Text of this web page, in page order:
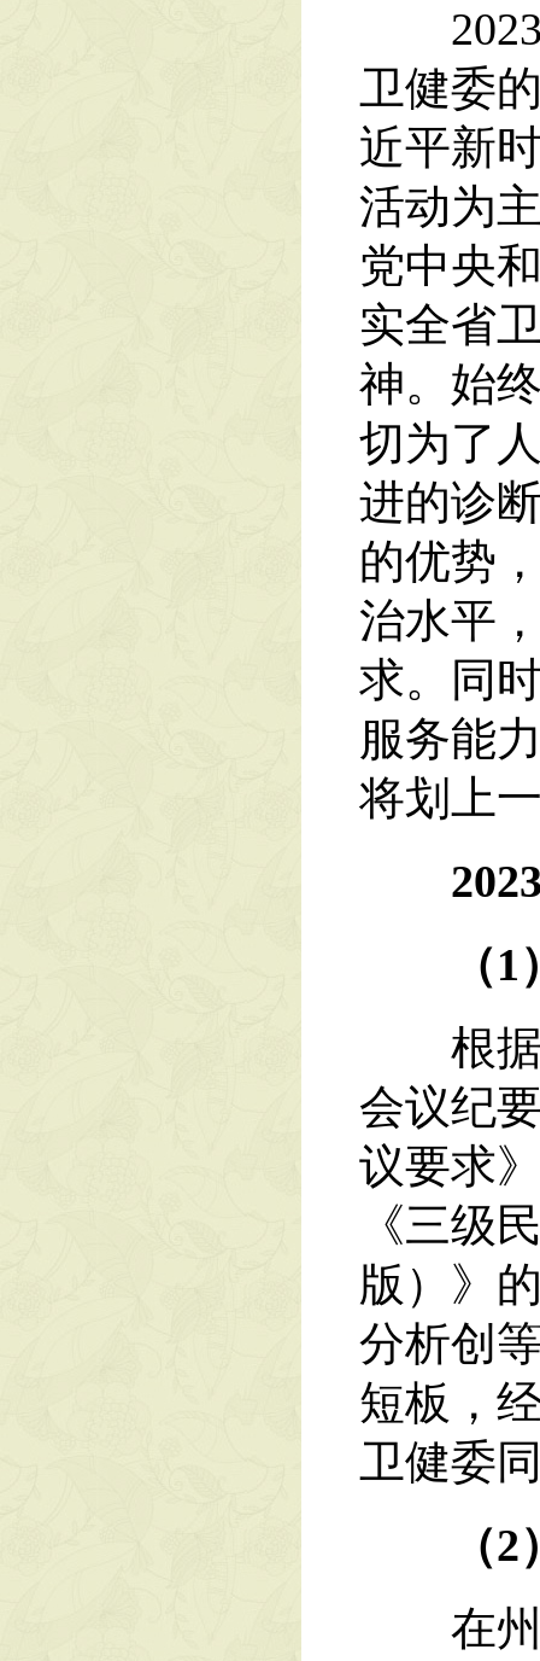
2023
卫健委
近平新
活动为
党中央
实全省
神。始
切为了
进的诊
的优势
治水平
求。同
服务能
将划上
（
根据
会议纪
议要求
《三级
版）》
分析创
短板，
卫健委
（
在州